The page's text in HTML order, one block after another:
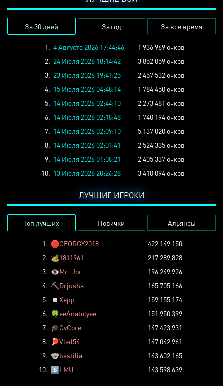
За 30 дней За год За все время
1. 4 Августа 2026 17:44:46
1 936 969 очков
2. 24 Июля 2026 18:14:42
3 852 059 очков
3. 23 Июля 2026 19:41:25
2 457 532 очков
4. 15 Июля 2026 04:48:14
1 784 450 очков
5. 14 Июля 2026 02:44:10
2 273 481 очков
6. 14 Июля 2026 02:18:48
1 740 194 очков
7. 14 Июля 2026 02:09:10
5 137 020 очков
8. 14 Июля 2026 02:01:41
2 524 335 очков
9. 14 Июля 2026 01:08:21
2 405 337 очков
10. 13 Июля 2026 20:26:28 3 410 094 очков
ЛУЧШИЕ ИГРОКИ
Топ лучших Новички Альянсы
1. 🛑GEORGY2018
422 149 150
2. 🏕️1811961
217 289 828
3. 👁️Mr_Jor
196 249 926
4. ⛏️ Drjusha
165 705 166
5.
◽ Xepp
159 155 174
6. 🍀eeAnatolyee
151 950 399
7. 🎓OvCore
147 423 931
8.
🏓Vlad54
147 042 961
9. 🐨bastilia
143 602 165
10. 8️⃣LMU 143 598 639